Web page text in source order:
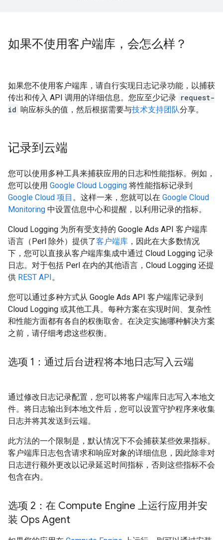
如果不使用客户端库，会怎么样？
如果您不使用客户端库，请自行实现日志记录功能，以捕获
传出和传入 API 调用的详细信息。您应至少记录 request-
id 响应标头的值，然后根据需要与技术支持团队分享。
记录到云端
您可以使用多种工具来捕获应用的日志和性能指标。例如，
您可以使用 Google Cloud Logging 将性能指标记录到
Google Cloud 项目 。这样一来，您就可以在 Google Cloud
Monitoring 中设置信息中心和提醒，以利用记录的指标。
Cloud Logging 为所有受支持的 Google Ads API 客户端库
语言（Perl 除外）提供了客户端库 ，因此在大多数情况
下，您可以直接从客户端库集成中通过 Cloud Logging 记录
日志。对于包括 Perl 在内的其他语言，Cloud Logging 还提
供 REST API。
您可以通过多种方式从 Google Ads API 客户端库记录到
Cloud Logging 或其他工具。每种方案在实现时间、复杂性
和性能方面都有各自的权衡取舍。在决定实施哪种解决方案
之前，请仔细考虑这些权衡。
选项 1：通过后台进程将本地日志写入云端
通过修改日志记录配置，您可以将客户端库日志写入本地文
件。将日志输出到本地文件后，您可以设置守护程序来收集
日志并将其发送到云端。
此方法的一个限制是，默认情况下不会捕获某些效果指标。
客户端库日志包含请求和响应对象的详细信息，因此除非对
日志进行额外更改以记录延迟时间指标，否则这些指标不会
包含在内。
选项 2：在 Compute Engine 上运行应用并安
装 Ops Agent